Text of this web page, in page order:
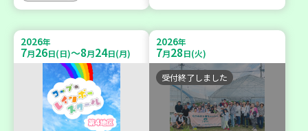
2026年
7月26日(日)～8月24日(月)
2026年
7月28日(火)
受付終了しました